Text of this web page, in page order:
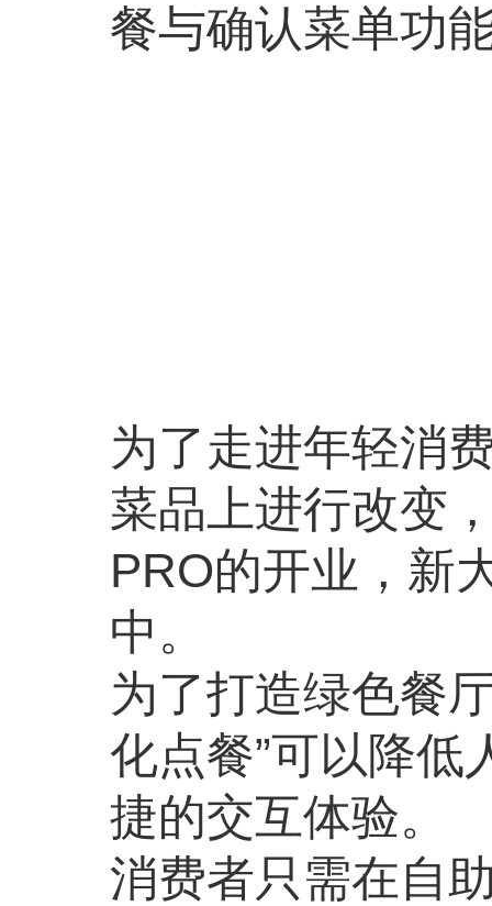
餐与确认菜单功
为了走进年轻消
菜品上进行改变
PRO的开业，新
中。
为了打造绿色餐
化点餐”可以降低
捷的交互体验。
消费者只需在自